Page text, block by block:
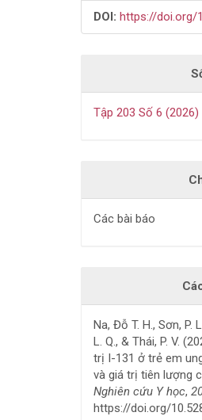
DOI: https://doi.org/
Tập 203 Số 6 (2026)
Các bài báo
Na, Đỗ T. H., Sơn, P.
L. Q., & Thái, P. V.
trị I-131 ở trẻ em
và giá trị tiên lượng
Nghiên cứu Y học,
https://doi.org/